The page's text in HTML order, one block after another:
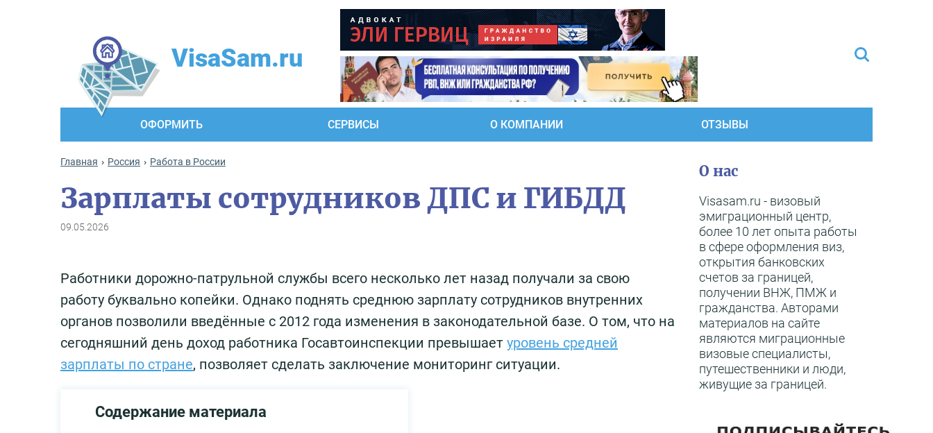
VisaSam.ru
ОФОРМИТЬ СЕРВИСЫ О КОМПАНИИ ОТЗЫВЫ
Главная Россия Работа в России
Зарплаты сотрудников ДПС и ГИБДД
09.05.2026
Работники дорожно-патрульной службы всего несколько лет назад получали за свою
работу буквально копейки. Однако поднять среднюю зарплату сотрудников внутренних
органов позволили введённые с 2012 года изменения в законодательной базе. О том, что на
сегодняшний день доход работника Госавтоинспекции превышает уровень средней
зарплаты по стране, позволяет сделать заключение мониторинг ситуации.
Содержание материала
О нас
Visasam.ru - визовый
эмиграционный центр,
более 10 лет опыта работы
в сфере оформления виз,
открытия банковских
счетов за границей,
получении ВНЖ, ПМЖ и
гражданства. Авторами
материалов на сайте
являются миграционные
визовые специалисты,
путешественники и люди,
живущие за границей.